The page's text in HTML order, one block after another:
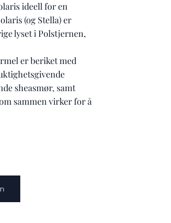
ideell for en
(og Stella) er
lyset i Polstjernen,
er beriket med
sheasmør, samt
sammen virker for å